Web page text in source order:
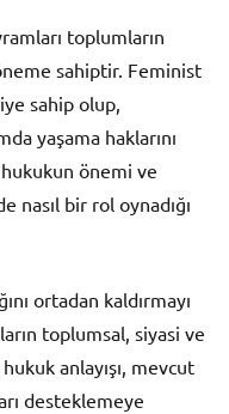
toplumların
sahiptir. Feminist
sahip olup,
yaşama haklarını
önemi ve
nasıl bir rol oynadığı
ortadan kaldırmayı
toplumsal, siyasi ve
anlayışı, mevcut
desteklemeye